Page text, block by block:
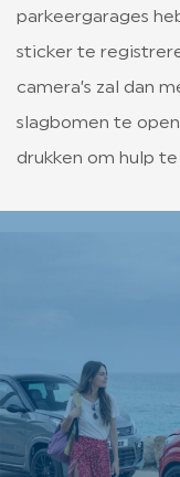
parkeergarages
sticker te
camera’s zal dan
slagbomen te
drukken om hulp